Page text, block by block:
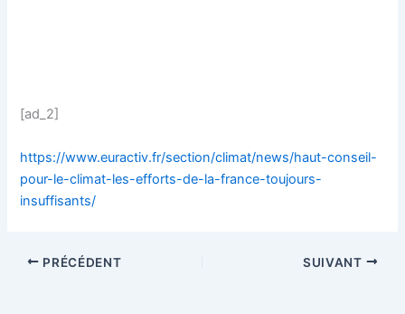
[ad_2]
https://www.euractiv.fr/section/climat/news/haut-conseil-
pour-le-climat-les-efforts-de-la-france-toujours-
insuffisants/
PRÉCÉDENT SUIVANT